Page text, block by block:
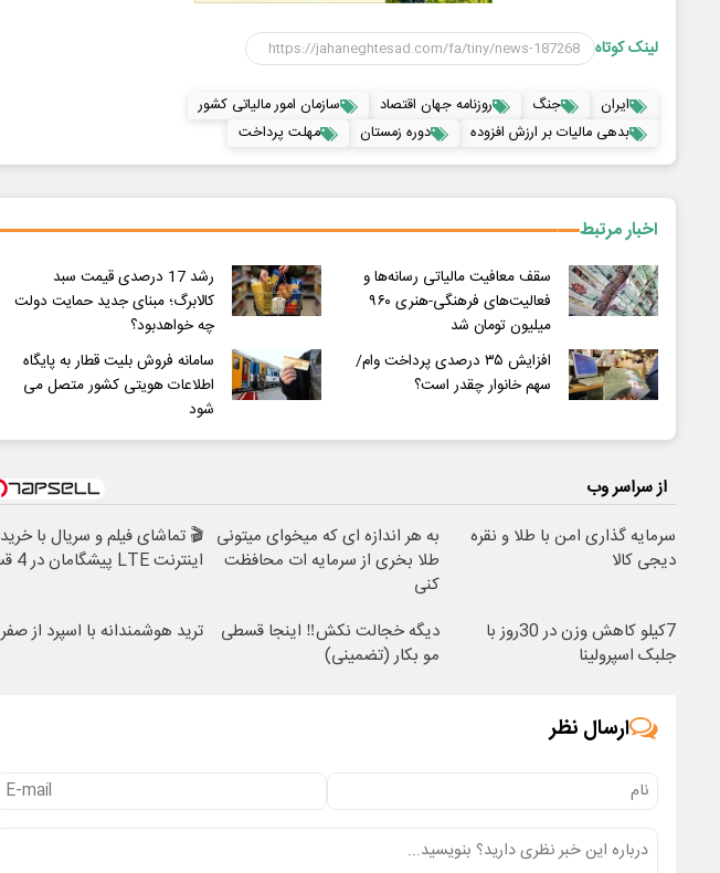
لینک کوتاه
ایران جنگ روزنامه جهان اقتصاد
سازمان امور مالیاتی کشور
بدهی مالیات بر ارزش افزوده
دوره زمستان مهلت پرداخت
اخبار مرتبط
سقف معافیت مالیاتی رسانه‌ها و
فعالیت‌های فرهنگی-هنری ۹۶۰
میلیون تومان شد
رشد 17 درصدی قیمت سبد
کالابرگ؛ مبنای جدید حمایت دولت
چه خواهدبود؟
افزایش ۳۵ درصدی پرداخت وام/
سهم خانوار چقدر است؟
سامانه فروش بلیت قطار به پایگاه
اطلاعات هویتی کشور متصل می
شود
از سراسر وب
سرمایه گذاری امن با طلا و نقره
دیجی کالا
به هر اندازه ای که میخوای میتونی
طلا بخری از سرمایه ات محافظت
کنی
🎬 تماشای فیلم و سریال با خرید
اینترنت LTE پیشگامان در 4 قسط
7کیلو کاهش وزن در 30روز با
جلبک اسپرولینا
دیگه خجالت نکش‼️ اینجا قسطی
مو بکار (تضمینی)
ترید هوشمندانه با اسپرد از صفر
ارسال نظر